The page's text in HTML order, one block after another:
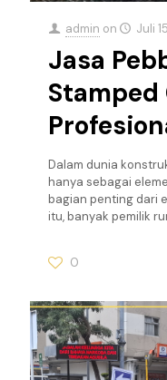
admin on Juli
Jasa
Dalam dunia
hanya sebagai
bagian penting dari
itu, banyak pemilik
0